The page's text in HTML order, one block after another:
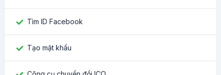
Tìm ID Facebook
Tạo mật khẩu